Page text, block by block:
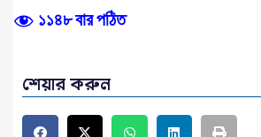
১১৪৮ বার পঠিত
শেয়ার করুন